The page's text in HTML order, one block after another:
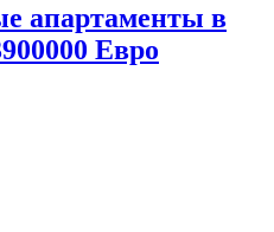
апартаменты в
Евро